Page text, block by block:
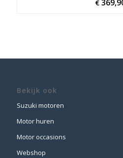
€
Bekijk ook
Suzuki motoren
Motor huren
Motor occasions
Webshop